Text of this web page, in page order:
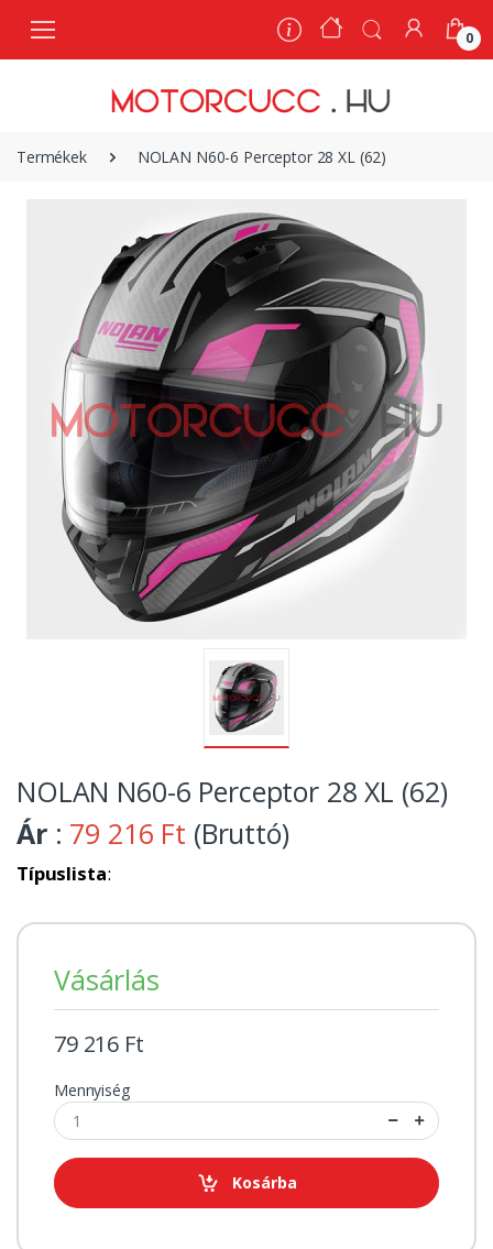
0
Termékek NOLAN N60-6 Perceptor 28 XL (62)
NOLAN N60-6 Perceptor 28 XL (62)
Ár : 79 216 Ft (Bruttó)
Típuslista:
Vásárlás
79 216 Ft
Mennyiség
Kosárba
0